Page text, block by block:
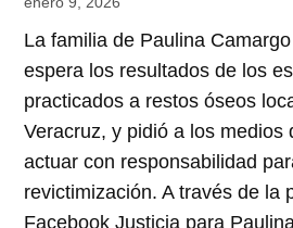
La familia de Paulina
espera los resultados de los
practicados a restos óseos
Veracruz, y pidió a los medios
actuar con responsabilidad
revictimización. A través de la
Facebook Justicia para